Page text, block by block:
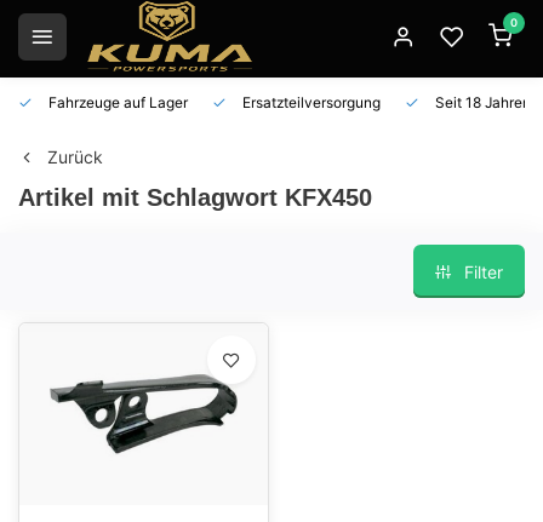
0
Fahrzeuge auf Lager Ersatzteilversorgung Seit 18 Jahren
Zurück
Artikel mit Schlagwort KFX450
Filter